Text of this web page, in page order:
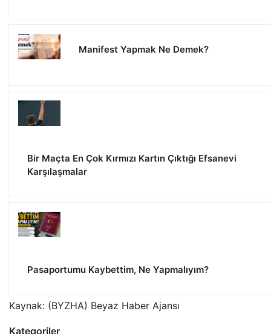
Manifest Yapmak Ne Demek?
Bir Maçta En Çok Kırmızı Kartın Çıktığı Efsanevi
Karşılaşmalar
Pasaportumu Kaybettim, Ne Yapmalıyım?
Kaynak: (BYZHA) Beyaz Haber Ajansı
Kategoriler